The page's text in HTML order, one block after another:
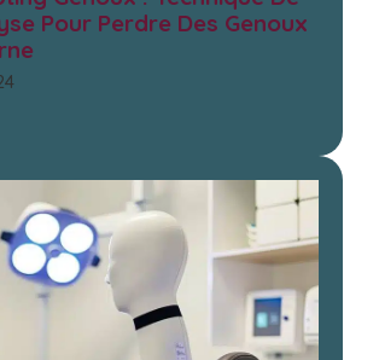
Pour Perdre Des Genoux